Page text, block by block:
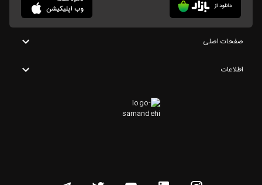
صفحات اصلی
اطلاعات